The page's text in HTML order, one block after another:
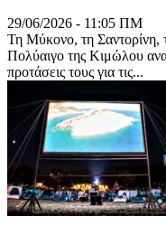
29/06/2026 - 11:05 ΠΜ
Τη Μύκονο, τη Σαντορίνη,
Πολύαιγο της Κιμώλου
προτάσεις τους για τις...